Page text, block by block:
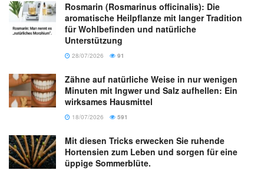
Rosmarin (Rosmarinus officinalis): Die
aromatische Heilpflanze mit langer Tradition
für Wohlbefinden und natürliche
Unterstützung
28/07/2026 91
Zähne auf natürliche Weise in nur wenigen
Minuten mit Ingwer und Salz aufhellen: Ein
wirksames Hausmittel
18/07/2026 591
Mit diesen Tricks erwecken Sie ruhende
Hortensien zum Leben und sorgen für eine
üppige Sommerblüte.